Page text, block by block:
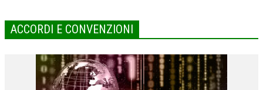
MARKETING
RISK MANAGEMENT
SVILUPPO SOSTENIBILE
ACCORDI E CONVENZIONI